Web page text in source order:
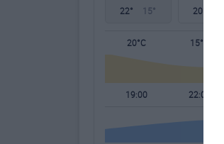
22° 15° 20°
20°C 15°C
19:00 22:00